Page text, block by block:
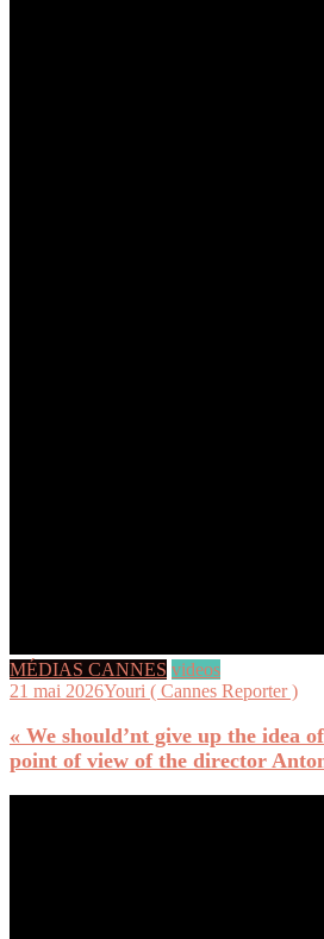
MÉDIAS CANNES videos
21 mai 2026Youri ( Cannes Reporter )
« We should’nt give up the idea
point of view of the director